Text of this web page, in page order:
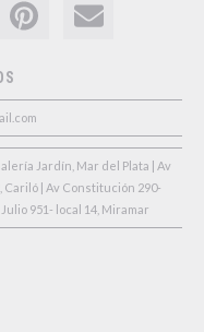
Jardín, Mar del Plata | Av
Cariló | Av Constitución 290-
951- local 14, Miramar